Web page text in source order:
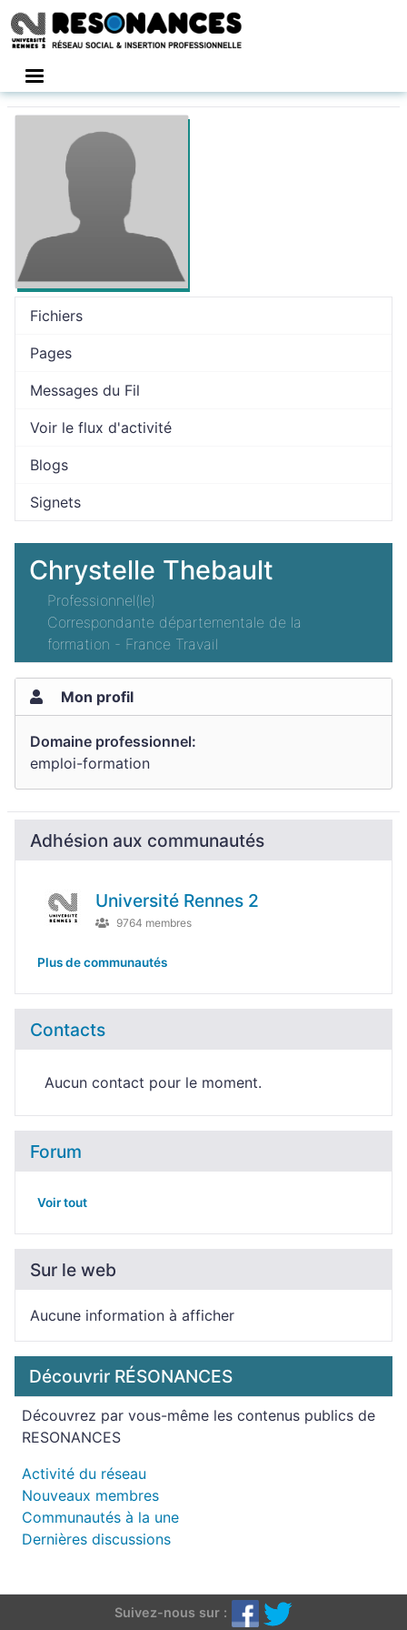
Fichiers
Pages
Messages du Fil
Voir le flux d'activité
Blogs
Signets
Chrystelle Thebault
Professionnel(le)
Correspondante départementale de la
formation - France Travail
Mon profil
Domaine professionnel:
emploi-formation
Adhésion aux communautés
Université Rennes 2
9764 membres
Plus de communautés
Contacts
Aucun contact pour le moment.
Forum
Voir tout
Sur le web
Aucune information à afficher
Découvrir RÉSONANCES
Découvrez par vous-même les contenus publics de
RESONANCES
Activité du réseau
Nouveaux membres
Communautés à la une
Dernières discussions
Suivez-nous sur :